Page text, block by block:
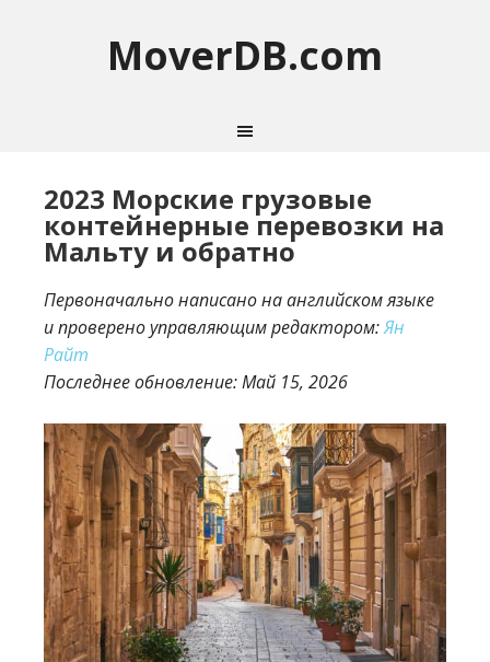
MoverDB.com
2023 Морские грузовые
контейнерные перевозки на
Мальту и обратно
Первоначально написано на английском языке
и проверено управляющим редактором:Ян
Райт
Последнее обновление:Май 15, 2026